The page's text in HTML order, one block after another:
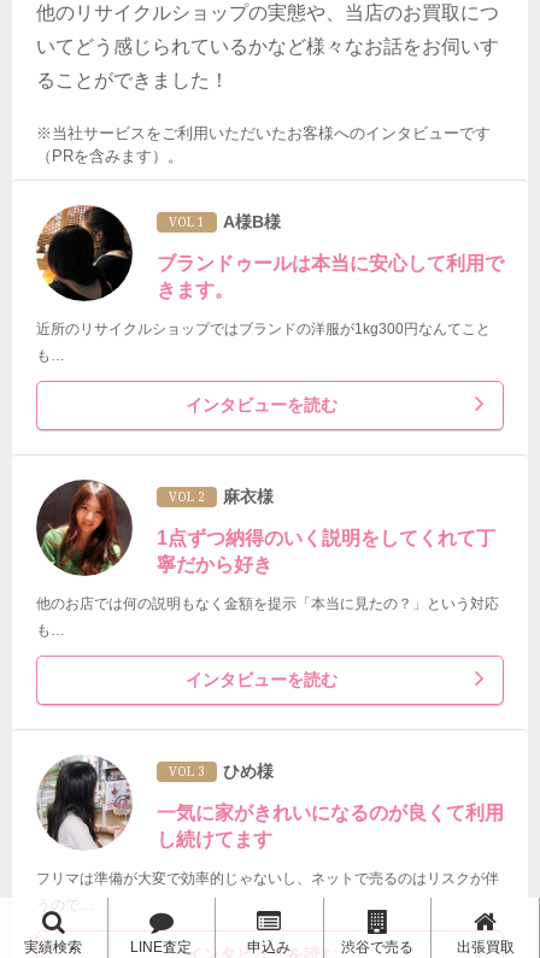
他のリサイクルショップの実態や、当店のお買取につ
いてどう感じられているかなど様々なお話をお伺いす
ることができました！
※当社サービスをご利用いただいたお客様へのインタビューです
（PRを含みます）。
VOL 1 A様B様
ブランドゥールは本当に安心して利用で
きます。
近所のリサイクルショップではブランドの洋服が1kg300円なんてこと
も…
インタビューを読む
VOL 2 麻衣様
1点ずつ納得のいく説明をしてくれて丁
寧だから好き
他のお店では何の説明もなく金額を提示「本当に見たの？」という対応
も…
インタビューを読む
VOL 3 ひめ様
一気に家がきれいになるのが良くて利用
し続けてます
フリマは準備が大変で効率的じゃないし、ネットで売るのはリスクが伴
うので…
インタビューを読む
実績検索 LINE査定 申込み 渋谷で売る 出張買取